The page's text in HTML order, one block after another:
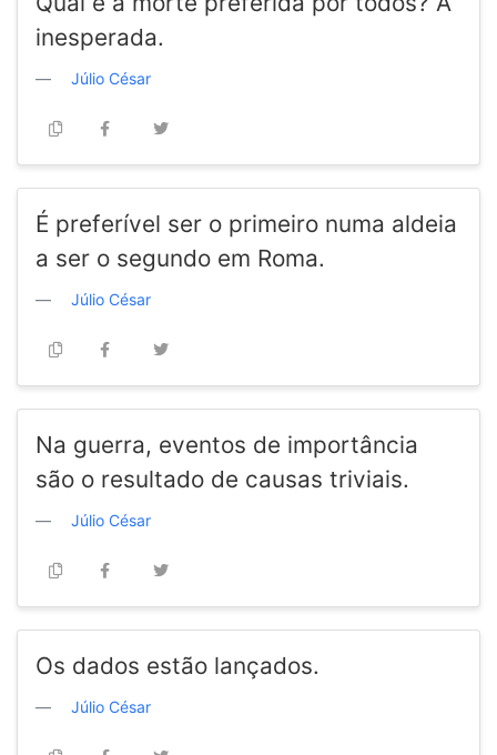
inesperada.
Júlio César
É preferível ser o primeiro numa aldeia
a ser o segundo em Roma.
Júlio César
Na guerra, eventos de importância
são o resultado de causas triviais.
Júlio César
Os dados estão lançados.
Júlio César